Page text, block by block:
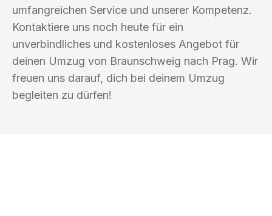
umfangreichen Service und unserer Kompetenz.
Kontaktiere uns noch heute für ein
unverbindliches und kostenloses Angebot für
deinen Umzug von Braunschweig nach Prag. Wir
freuen uns darauf, dich bei deinem Umzug
begleiten zu dürfen!